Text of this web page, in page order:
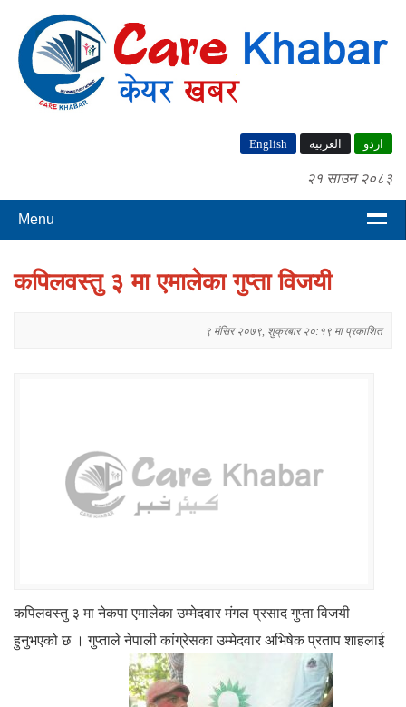
English اردو العربية
२१ साउन २०८३
Menu
कपिलवस्तु ३ मा एमालेका गुप्ता विजयी
९ मंसिर २०७९, शुक्रबार २०:१९ मा प्रकाशित
कपिलवस्तु ३ मा नेकपा एमालेका उम्मेदवार मंगल प्रसाद गुप्ता विजयी
हुनुभएको छ । गुप्ताले नेपाली कांग्रेसका उम्मेदवार अभिषेक प्रताप शाहलाई